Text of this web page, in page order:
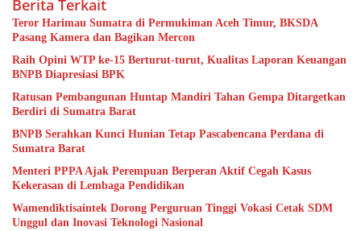
Berita Terkait
Teror Harimau Sumatra di Permukiman Aceh Timur, BKSDA
Pasang Kamera dan Bagikan Mercon
Raih Opini WTP ke-15 Berturut-turut, Kualitas Laporan Keuangan
BNPB Diapresiasi BPK
Ratusan Pembangunan Huntap Mandiri Tahan Gempa Ditargetkan
Berdiri di Sumatra Barat
BNPB Serahkan Kunci Hunian Tetap Pascabencana Perdana di
Sumatra Barat
Menteri PPPA Ajak Perempuan Berperan Aktif Cegah Kasus
Kekerasan di Lembaga Pendidikan
Wamendiktisaintek Dorong Perguruan Tinggi Vokasi Cetak SDM
Unggul dan Inovasi Teknologi Nasional